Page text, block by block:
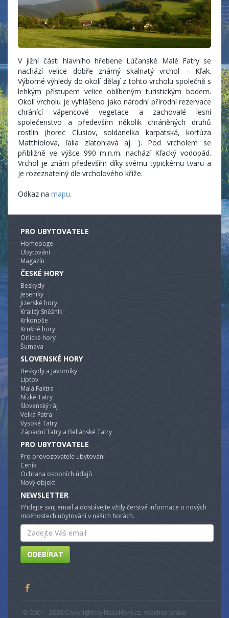
V jižní části hlavního hřebene Lúčanské Malé Fatry se
nachází velice dobře známý skalnatý vrchol – Kľak.
Výborné výhledy do okolí dělají z tohto vrcholu společně s
lehkým přístupem velice oblíbeným turistickým bodem.
Okolí vrcholu je vyhlášeno jako národní přírodní rezervace
chránící vápencové vegetace a zachovalé lesní
společenstvo a především několik chráněných druhů
rostlin (horec Clusiov, soldanelka karpatská, kortúza
Matthiolova, ľalia zlatohlavá aj. ). Pod vrcholem se
přibližně ve výšce 990 m.n.m. nachází Kľacký vodopád.
Vrchol je znám především díky svému typickému tvaru a
je rozeznatelný dle vrcholového kříže.
Odkaz na mapu.
PRO UBYTOVATELE
Homepage
Ubytování
Magazín
ČESKÉ HORY
Beskydy
Jeseníky
Jizerské hory
Kralicý Sněžník
Krkonoše
Krušné hory
Orlické hory
Šumava
SLOVENSKÉ HORY
Beskydy a Javorníky
Liptov
Malá Faktra
Nízké Tatry
Slovenský ráj
Velká Fatra
Vysoké Tatry
Západní Tatry a Beliánské Tatry
PRO UBYTOVATELE
Pro provozovatele ubytování
Ceník
Ochrana osobních údajů
Nový objekt
NEWSLETTER
Přidejte svuj email a dostávejte vždy čerstvé informace o nových
možnostech ubytování v našich horách.
Email
ODEBÍRAT
© 2001 - 2026 Copyright by NašeHory.cz. Všechna práva